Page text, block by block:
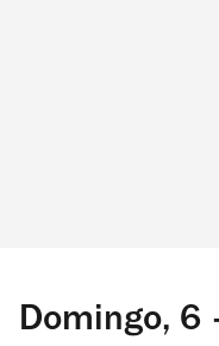
Domingo, 6